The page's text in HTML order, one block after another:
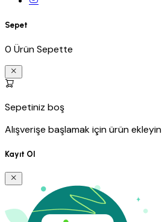
Sepet
0 Ürün Sepette
Sepetiniz boş
Alışverişe başlamak için ürün ekleyin
Kayıt Ol